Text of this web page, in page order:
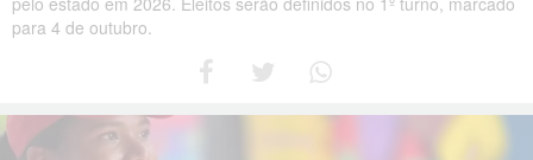
para 4 de outubro.